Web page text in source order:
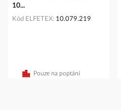
10...
Kód ELFETEX 10.079.219
Pouze na poptání